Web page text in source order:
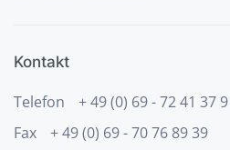
Kontakt
Telefon
+ 49 (0) 69 - 72 41 37 9
Fax
+ 49 (0) 69 - 70 76 89 39